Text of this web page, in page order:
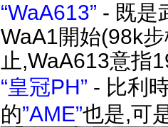
“WaA613” - 既是
WaA1開始(98k
止,WaA613意指
“皇冠PH” - 比利
的”AME”也是,可